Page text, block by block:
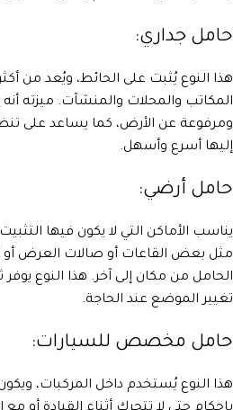
حامل جداري:
هذا النوع يُثبت على الحائط، ويُعد من
المكاتب والمحلات والمنشآت. ميزته
ومرفوعة عن الأرض، كما يساعد على
إليها أسرع وأسهل.
حامل أرضي:
يناسب الأماكن التي لا يكون فيها
مثل بعض القاعات أو صالات العرض أو
الحامل من مكان إلى آخر. هذا النوع يوفر
تغيير الموضع عند الحاجة.
حامل مخصص للسيارات:
هذا النوع يُستخدم داخل المركبات،